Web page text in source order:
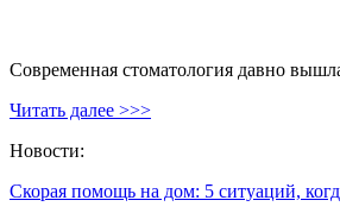
Современная стоматология давно
Читать далее >>>
Новости:
Скорая помощь на дом: 5 ситуаций,